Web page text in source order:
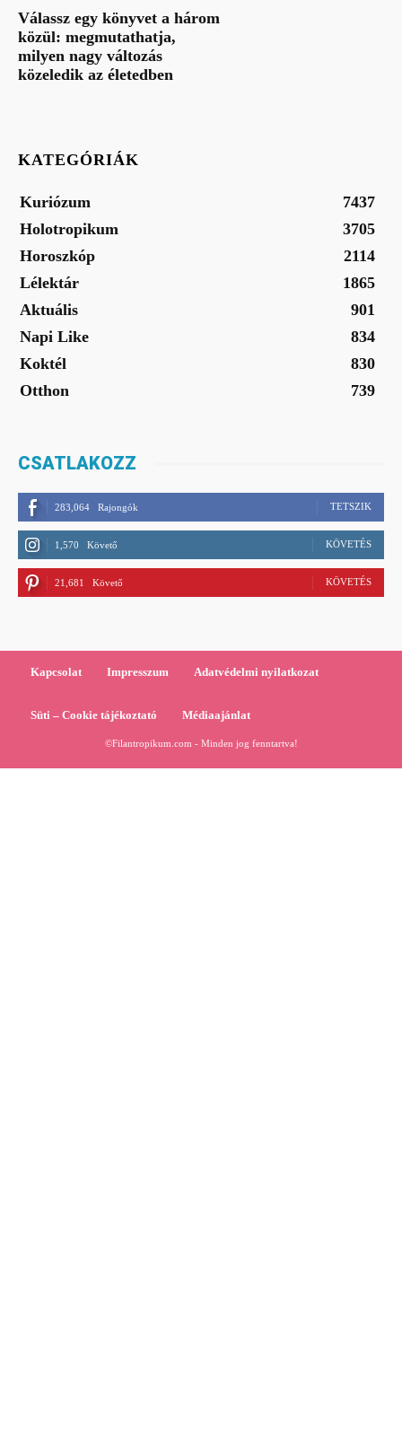
Válassz egy könyvet a három
közül: megmutathatja,
milyen nagy változás
közeledik az életedben
KATEGÓRIÁK
Kuriózum
7437
Holotropikum
3705
Horoszkóp
2114
Lélektár
1865
Aktuális
901
Napi Like
834
Koktél
830
Otthon
739
CSATLAKOZZ
283,064 Rajongók TETSZIK
1,570 Követő KÖVETÉS
21,681 Követő KÖVETÉS
Kapcsolat Impresszum Adatvédelmi nyilatkozat
Süti – Cookie tájékoztató Médiaajánlat
©Filantropikum.com - Minden jog fenntartva!